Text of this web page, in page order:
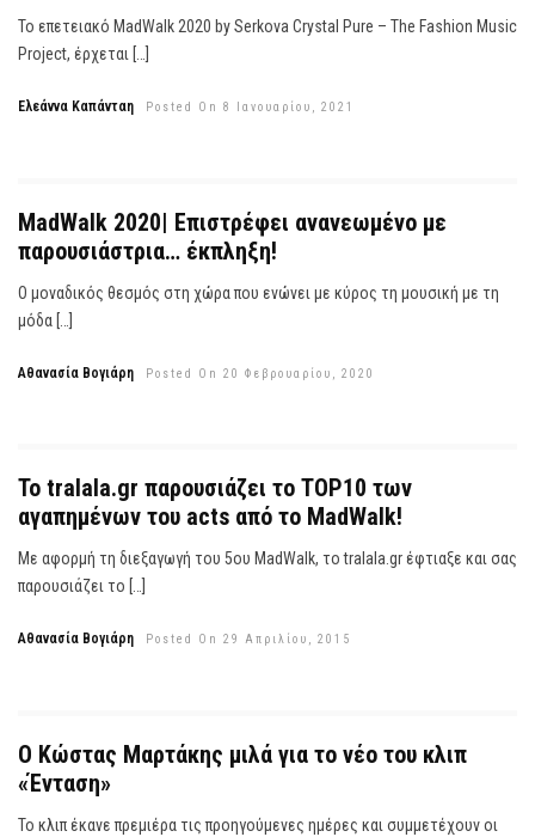
Το επετειακό MadWalk 2020 by Serkova Crystal Pure – The Fashion Music
Project, έρχεται […]
Ελεάννα Καπάνταη Posted On 8 Ιανουαρίου, 2021
MadWalk 2020| Επιστρέφει ανανεωμένο με
παρουσιάστρια… έκπληξη!
Ο μοναδικός θεσμός στη χώρα που ενώνει με κύρος τη μουσική με τη
μόδα […]
Αθανασία Βογιάρη Posted On 20 Φεβρουαρίου, 2020
Το tralala.gr παρουσιάζει το TOP10 των
αγαπημένων του acts από το MadWalk!
Με αφορμή τη διεξαγωγή του 5ου MadWalk, το tralala.gr έφτιαξε και σας
παρουσιάζει το […]
Αθανασία Βογιάρη Posted On 29 Απριλίου, 2015
Ο Κώστας Μαρτάκης μιλά για το νέο του κλιπ
«Ένταση»
Το κλιπ έκανε πρεμιέρα τις προηγούμενες ημέρες και συμμετέχουν οι